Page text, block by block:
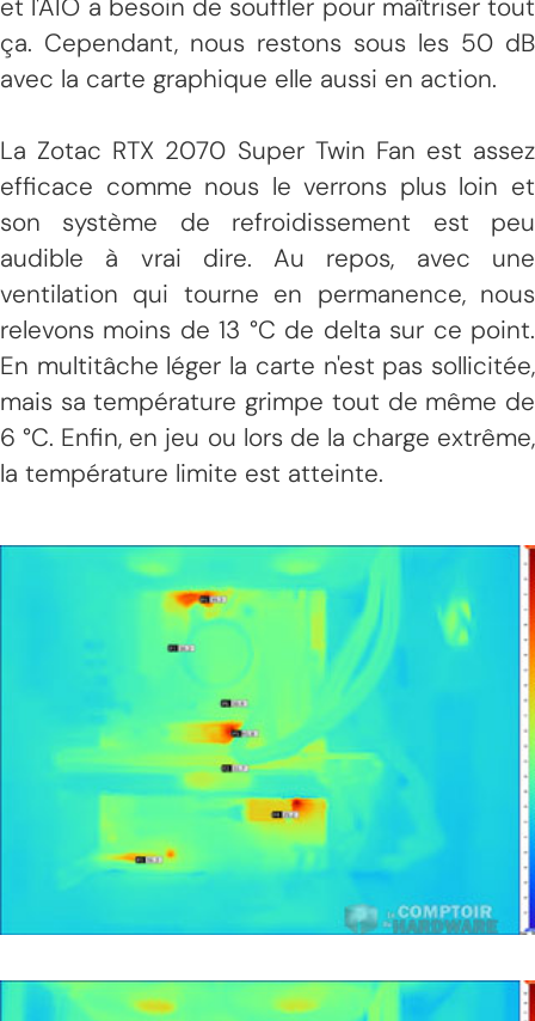
et l'AIO a besoin de souffler pour maîtriser tout
ça. Cependant, nous restons sous les 50 dB
avec la carte graphique elle aussi en action.
La Zotac RTX 2070 Super Twin Fan est assez
efficace comme nous le verrons plus loin et
son système de refroidissement est peu
audible à vrai dire. Au repos, avec une
ventilation qui tourne en permanence, nous
relevons moins de 13 °C de delta sur ce point.
En multitâche léger la carte n'est pas sollicitée,
mais sa température grimpe tout de même de
6 °C. Enfin, en jeu ou lors de la charge extrême,
la température limite est atteinte.